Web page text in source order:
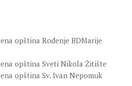
opština Rođenje BDMarije
opština Sveti Nikola Žitište
opština Sv. Ivan Nepomuk